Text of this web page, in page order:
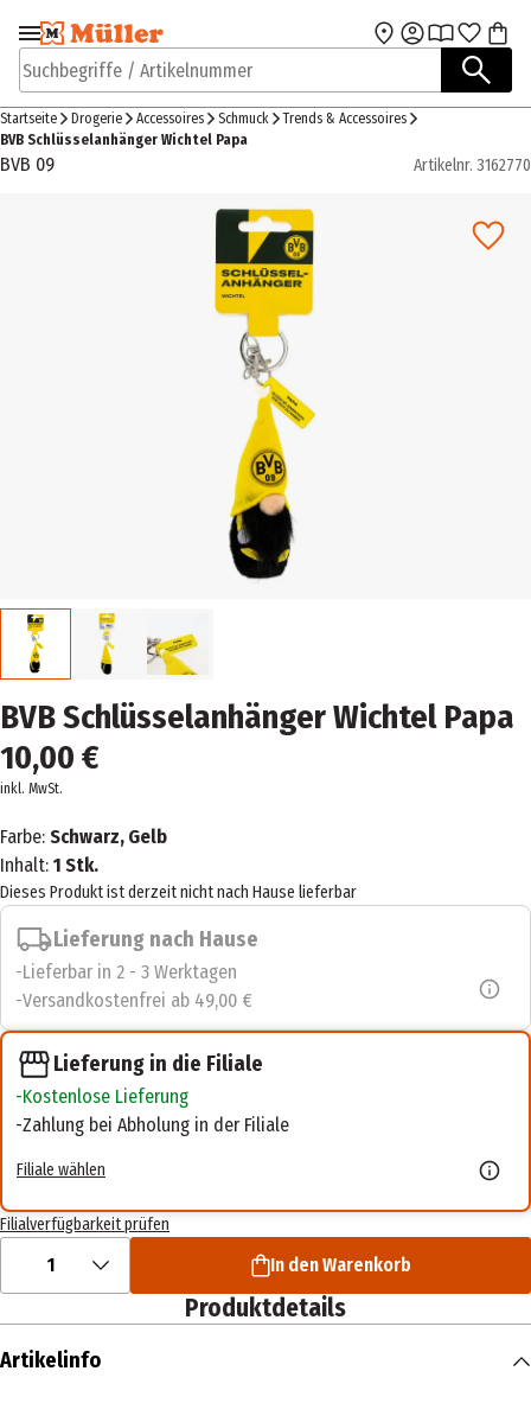
Zur Navigation
springen
Zum Hauptinhalt
Suchbegriffe / Artikelnummer
Startseite Drogerie Accessoires Schmuck
Trends & Accessoires
BVB Schlüsselanhänger Wichtel Papa
BVB 09 Artikelnr. 3162770
BVB Schlüsselanhänger Wichtel Papa
10,00 €
inkl. MwSt.
Farbe: Schwarz, Gelb
Inhalt: 1 Stk.
Dieses Produkt ist derzeit nicht nach Hause lieferbar
Lieferung nach Hause
Lieferbar in 2 - 3 Werktagen
Versandkostenfrei ab 49,00 €
Lieferung in die Filiale
Kostenlose Lieferung
Zahlung bei Abholung in der Filiale
Filiale wählen
Filialverfügbarkeit prüfen
1 In den Warenkorb
Produktdetails
Artikelinfo